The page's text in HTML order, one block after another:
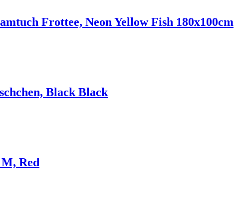
Frottee, Neon Yellow Fish 180x100cm
Black Black
Red